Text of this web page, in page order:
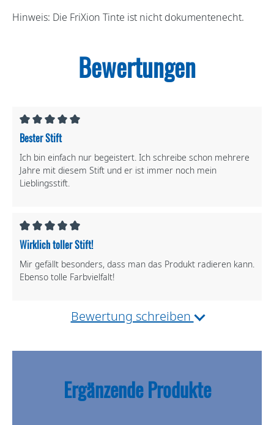
Hinweis: Die FriXion Tinte ist nicht dokumentenecht.
Bewertungen
Bester Stift
Ich bin einfach nur begeistert. Ich schreibe schon mehrere
Jahre mit diesem Stift und er ist immer noch mein
Lieblingsstift.
Wirklich toller Stift!
Mir gefällt besonders, dass man das Produkt radieren kann.
Ebenso tolle Farbvielfalt!
Bewertung schreiben
Ergänzende Produkte